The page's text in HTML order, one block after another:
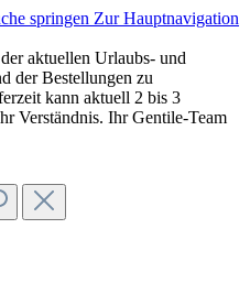
springen Zur Hauptnavigation
aktuellen Urlaubs- und
der Bestellungen zu
kann aktuell 2 bis 3
Verständnis. Ihr Gentile-Team